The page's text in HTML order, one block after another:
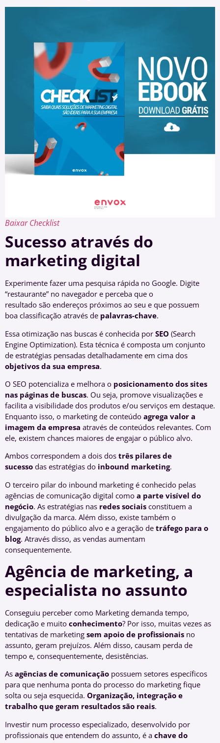
Baixar Checklist
Sucesso através do
marketing digital
Experimente fazer uma pesquisa rápida no Google. Digite
“restaurante” no navegador e perceba que o
resultado são endereços próximos ao seu e que possuem
boa classificação através de palavras-chave.
Essa otimização nas buscas é conhecida por SEO (Search
Engine Optimization). Esta técnica é composta um conjunto
de estratégias pensadas detalhadamente em cima dos
objetivos da sua empresa.
O SEO potencializa e melhora o posicionamento dos sites
nas páginas de buscas. Ou seja, promove visualizações e
facilita a visibilidade dos produtos e/ou serviços em destaque.
Enquanto isso, o marketing de conteúdo agrega valor a
imagem da empresa através de conteúdos relevantes. Com
ele, existem chances maiores de engajar o público alvo.
Ambos correspondem a dois dos três pilares de
sucesso das estratégias do inbound marketing.
O terceiro pilar do inbound marketing é conhecido pelas
agências de comunicação digital como a parte visível do
negócio. As estratégias nas redes sociais constituem a
divulgação da marca. Além disso, existe também o
engajamento do público alvo e a geração de tráfego para o
blog. Através disso, as vendas aumentam
consequentemente.
Agência de marketing, a
especialista no assunto
Conseguiu perceber como Marketing demanda tempo,
dedicação e muito conhecimento? Por isso, muitas vezes as
tentativas de marketing sem apoio de profissionais no
assunto, geram prejuízos. Além disso, causam perda de
tempo e, consequentemente, desistências.
As agências de comunicação possuem setores específicos
para que nenhuma ponta do processo do marketing fique
solta ou seja esquecida. Organização, integração e
trabalho que geram resultados são reais.
Investir num processo especializado, desenvolvido por
profissionais que entendem do assunto, é a chave do